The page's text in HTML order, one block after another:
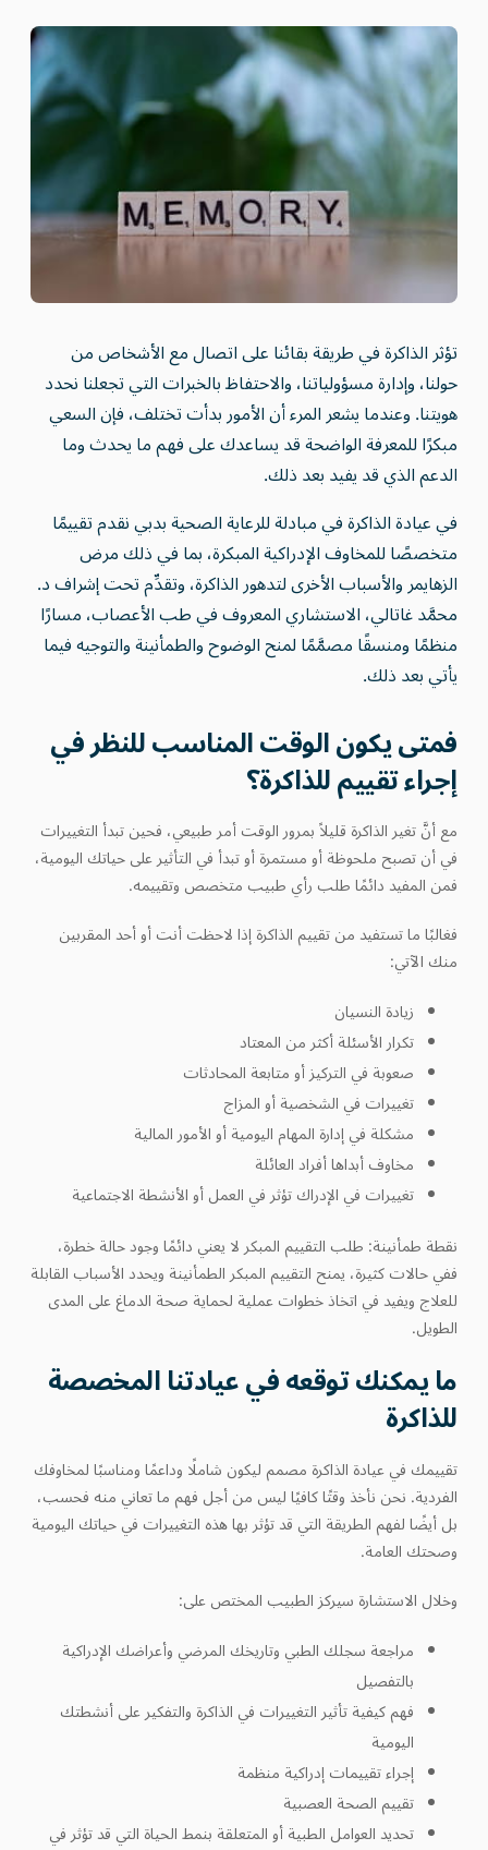
تؤثر الذاكرة في طريقة بقائنا على اتصال مع الأشخاص من
حولنا، وإدارة مسؤولياتنا، والاحتفاظ بالخبرات التي تجعلنا نحدد
هويتنا. وعندما يشعر المرء أن الأمور بدأت تختلف، فإن السعي
مبكرًا للمعرفة الواضحة قد يساعدك على فهم ما يحدث وما
الدعم الذي قد يفيد بعد ذلك.
في عيادة الذاكرة في مبادلة للرعاية الصحية بدبي نقدم تقييمًا
متخصصًا للمخاوف الإدراكية المبكرة، بما في ذلك مرض
الزهايمر والأسباب الأخرى لتدهور الذاكرة، وتقدِّم تحت إشراف د.
محمَّد غاتالي، الاستشاري المعروف في طب الأعصاب، مسارًا
منظمًا ومنسقًا مصمَّمًا لمنح الوضوح والطمأنينة والتوجيه فيما
يأتي بعد ذلك.
فمتى يكون الوقت المناسب للنظر في
إجراء تقييم للذاكرة؟
مع أنَّ تغير الذاكرة قليلاً بمرور الوقت أمر طبيعي، فحين تبدأ التغييرات
في أن تصبح ملحوظة أو مستمرة أو تبدأ في التأثير على حياتك اليومية،
فمن المفيد دائمًا طلب رأي طبيب متخصص وتقييمه.
فغالبًا ما تستفيد من تقييم الذاكرة إذا لاحظت أنت أو أحد المقربين
منك الآتي:
زيادة النسيان
تكرار الأسئلة أكثر من المعتاد
صعوبة في التركيز أو متابعة المحادثات
تغييرات في الشخصية أو المزاج
مشكلة في إدارة المهام اليومية أو الأمور المالية
مخاوف أبداها أفراد العائلة
تغييرات في الإدراك تؤثر في العمل أو الأنشطة الاجتماعية
نقطة طمأنينة: طلب التقييم المبكر لا يعني دائمًا وجود حالة خطرة،
ففي حالات كثيرة، يمنح التقييم المبكر الطمأنينة ويحدد الأسباب القابلة
للعلاج ويفيد في اتخاذ خطوات عملية لحماية صحة الدماغ على المدى
الطويل.
ما يمكنك توقعه في عيادتنا المخصصة
للذاكرة
تقييمك في عيادة الذاكرة مصمم ليكون شاملًا وداعمًا ومناسبًا لمخاوفك
الفردية. نحن نأخذ وقتًا كافيًا ليس من أجل فهم ما تعاني منه فحسب،
بل أيضًا لفهم الطريقة التي قد تؤثر بها هذه التغييرات في حياتك اليومية
وصحتك العامة.
وخلال الاستشارة سيركز الطبيب المختص على:
مراجعة سجلك الطبي وتاريخك المرضي وأعراضك الإدراكية
بالتفصيل
فهم كيفية تأثير التغييرات في الذاكرة والتفكير على أنشطتك
اليومية
إجراء تقييمات إدراكية منظمة
تقييم الصحة العصبية
تحديد العوامل الطبية أو المتعلقة بنمط الحياة التي قد تؤثر في